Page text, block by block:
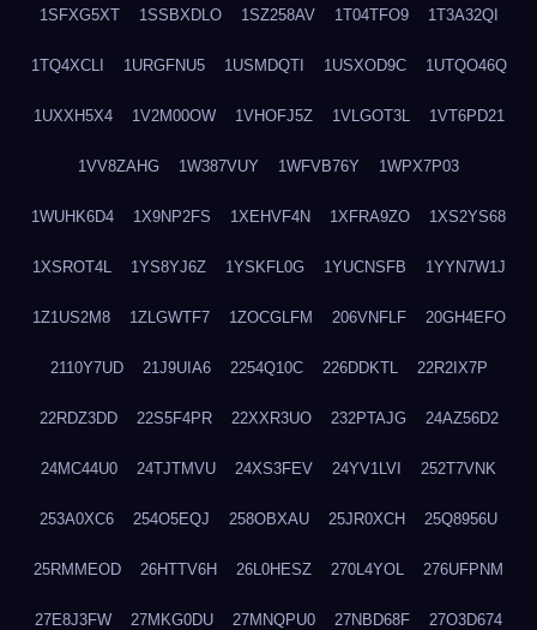
1SFXG5XT 1SSBXDLO 1SZ258AV 1T04TFO9 1T3A32QI
1TQ4XCLI 1URGFNU5 1USMDQTI 1USXOD9C 1UTQO46Q
1UXXH5X4 1V2M00OW 1VHOFJ5Z 1VLGOT3L 1VT6PD21
1VV8ZAHG 1W387VUY 1WFVB76Y 1WPX7P03
1WUHK6D4 1X9NP2FS 1XEHVF4N 1XFRA9ZO 1XS2YS68
1XSROT4L 1YS8YJ6Z 1YSKFL0G 1YUCNSFB 1YYN7W1J
1Z1US2M8 1ZLGWTF7 1ZOCGLFM 206VNFLF 20GH4EFO
2110Y7UD 21J9UIA6 2254Q10C 226DDKTL 22R2IX7P
22RDZ3DD 22S5F4PR 22XXR3UO 232PTAJG 24AZ56D2
24MC44U0 24TJTMVU 24XS3FEV 24YV1LVI 252T7VNK
253A0XC6 254O5EQJ 258OBXAU 25JR0XCH 25Q8956U
25RMMEOD 26HTTV6H 26L0HESZ 270L4YOL 276UFPNM
27E8J3FW 27MKG0DU 27MNQPU0 27NBD68F 27O3D674